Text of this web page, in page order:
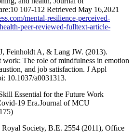
107-112 Retrieved May 16,2021
mental-resilience-perceived-
peer-reviewed-fulltext-article-
Feinholdt A, & Lang JW. (2013).
work: The role of mindfulness in emotion
and job satisfaction. J Appl
10.1037/a0031313.
Essential for the Future Work
19 Era.Journal of MCU
Society, B.E. 2554 (2011), Office